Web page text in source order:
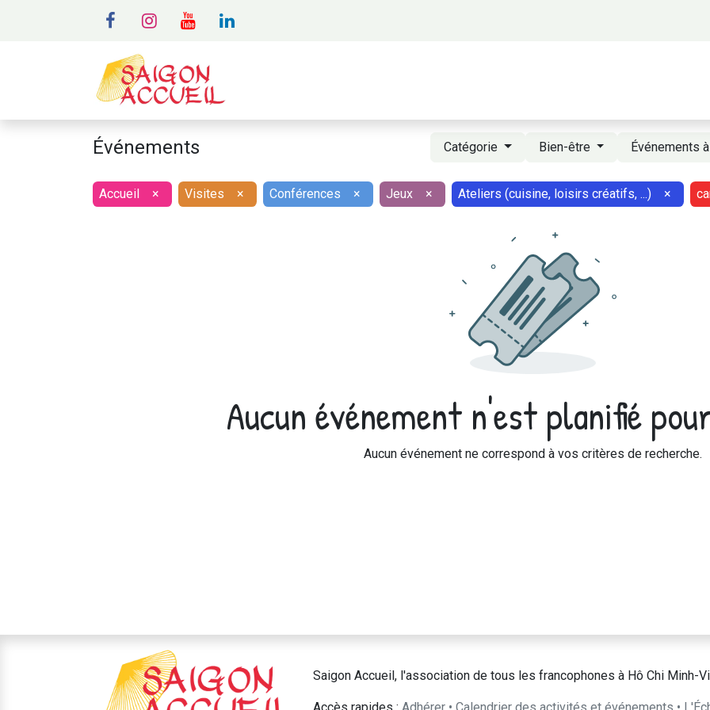
Événements Catégorie Bien-être Événements
Accueil × Visites × Conférences × Jeux × Ateliers (cuisine, loisirs créatifs, ...) ×
Aucun événement n'est planifié
Aucun événement ne correspond à vos critères de recherche.
Saigon Accueil, l'association de tous les francophones à Hô Chi Minh-